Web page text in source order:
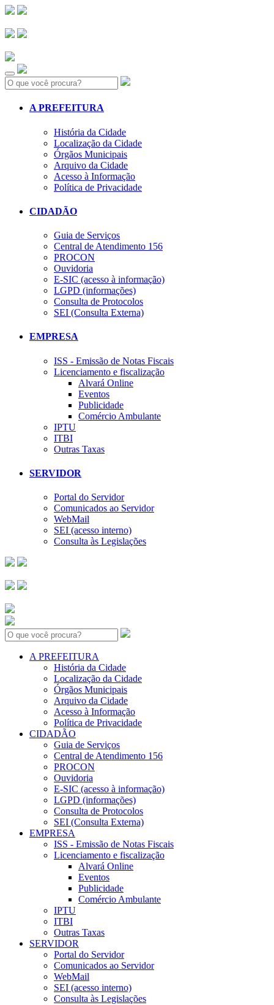
Search:
A PREFEITURA
História da Cidade
Localização da Cidade
Órgãos Municipais
Arquivo da Cidade
Acesso à Informação
Política de Privacidade
CIDADÃO
Guia de Serviços
Central de Atendimento 156
PROCON
Ouvidoria
E-SIC (acesso à informação)
LGPD (informações)
Consulta de Protocolos
SEI (Consulta Externa)
EMPRESA
ISS - Emissão de Notas Fiscais
Licenciamento e fiscalização
Alvará Online
Eventos
Publicidade
Comércio Ambulante
IPTU
ITBI
Outras Taxas
SERVIDOR
Portal do Servidor
Comunicados ao Servidor
WebMail
SEI (acesso interno)
Consulta às Legislações
Search:
A PREFEITURA
História da Cidade
Localização da Cidade
Órgãos Municipais
Arquivo da Cidade
Acesso à Informação
Política de Privacidade
CIDADÃO
Guia de Serviços
Central de Atendimento 156
PROCON
Ouvidoria
E-SIC (acesso à informação)
LGPD (informações)
Consulta de Protocolos
SEI (Consulta Externa)
EMPRESA
ISS - Emissão de Notas Fiscais
Licenciamento e fiscalização
Alvará Online
Eventos
Publicidade
Comércio Ambulante
IPTU
ITBI
Outras Taxas
SERVIDOR
Portal do Servidor
Comunicados ao Servidor
WebMail
SEI (acesso interno)
Consulta às Legislações